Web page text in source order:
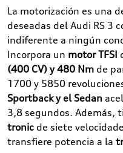
La motorización es una
deseadas del Audi RS 3
indiferente a ningún
Incorpora un motor TFSI
(400 CV) y 480 Nm de
1700 y 5850
Sportback y el Sedan
3,8 segundos. Además,
tronic de siete
transfiere potencia a la